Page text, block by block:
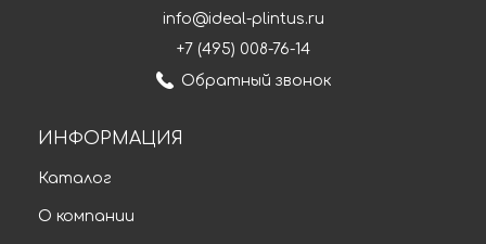
info@ideal-plintus.ru
+7 (495) 008-76-14
Обратный звонок
ИНФОРМАЦИЯ
Каталог
О компании